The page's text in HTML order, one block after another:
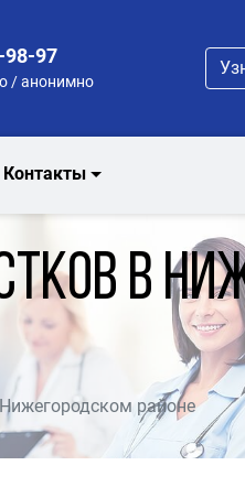
98-97
/ анонимно
Контакты
в
районе